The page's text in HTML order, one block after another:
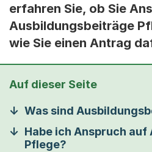
erfahren Sie, ob Sie
Ausbildungsbeiträge
wie Sie einen Antrag
Auf dieser Seite
Was sind
Habe ich Anspruch
Pflege?